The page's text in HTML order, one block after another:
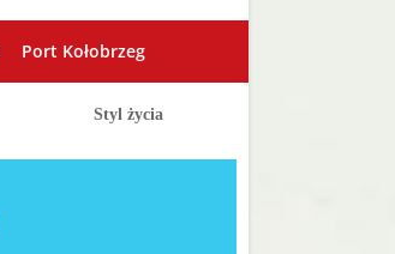
Port Kołobrzeg
Styl życia